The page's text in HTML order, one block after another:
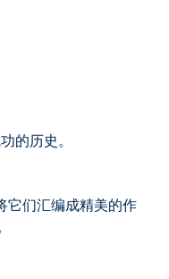
的历史。
它们汇编成精美的作